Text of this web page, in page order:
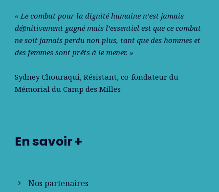
« Le combat pour la dignité humaine n’est jamais
déﬁnitivement gagné mais l’essentiel est que ce combat
ne soit jamais perdu non plus, tant que des hommes et
des femmes sont prêts à le mener. »
Sydney Chouraqui, Résistant, co-fondateur du
Mémorial du Camp des Milles
En savoir +
Nos partenaires